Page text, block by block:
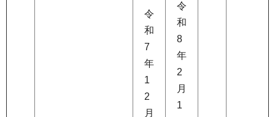
令
和
7
年
1
2
月
令
和
8
年
2
月
1